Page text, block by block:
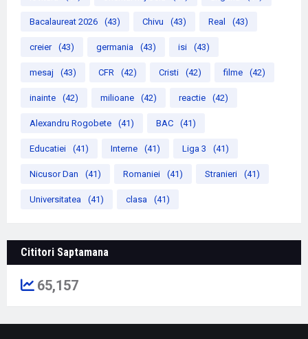
Bacalaureat 2026 (43) Chivu (43) Real (43)
creier (43) germania (43) isi (43)
mesaj (43) CFR (42) Cristi (42) filme (42)
inainte (42) milioane (42) reactie (42)
Alexandru Rogobete (41) BAC (41)
Educatiei (41) Interne (41) Liga 3 (41)
Nicusor Dan (41) Romaniei (41) Stranieri (41)
Universitatea (41) clasa (41)
Cititori Saptamana
65,157